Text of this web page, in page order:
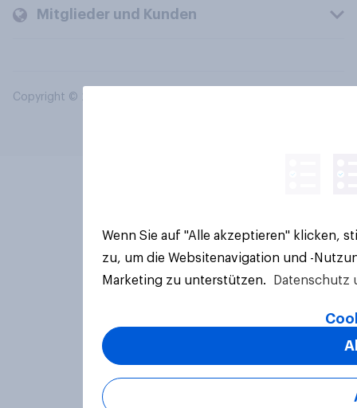
Mitglieder und Kunden
Copyright © 2026 YouGov PLC. Alle Rechte vorbehalten.
Wenn Sie auf "Alle akzeptieren" klicken,
zu, um die Websitenavigation und -
Marketing zu unterstützen.
Datenschutz